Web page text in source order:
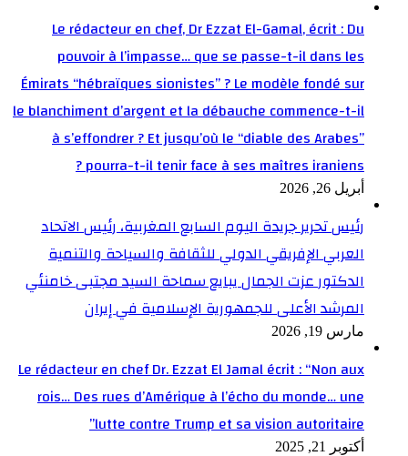
Le rédacteur en chef, Dr Ezzat El-Gamal, écrit : Du
pouvoir à l’impasse… que se passe-t-il dans les
Émirats “hébraïques sionistes” ? Le modèle fondé sur
le blanchiment d’argent et la débauche commence-t-il
à s’effondrer ? Et jusqu’où le “diable des Arabes”
pourra-t-il tenir face à ses maîtres iraniens ?
أبريل 26, 2026
رئيس تحرير جريدة اليوم السابع المغربية، رئيس الاتحاد
العربي الإفريقي الدولي للثقافة والسياحة والتنمية
الدكتور عزت الجمال يبايع سماحة السيد مجتبى خامنئي
المرشد الأعلى للجمهورية الإسلامية في إيران
مارس 19, 2026
Le rédacteur en chef Dr. Ezzat El Jamal écrit : “Non aux
rois… Des rues d’Amérique à l’écho du monde… une
lutte contre Trump et sa vision autoritaire”
أكتوبر 21, 2025